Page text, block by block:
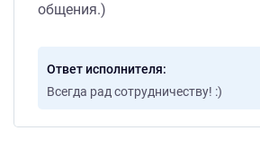
общения.)
Ответ исполнителя
Всегда рад сотрудничеству! :)